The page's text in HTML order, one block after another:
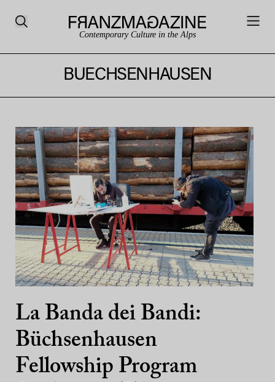
Contemporary Culture in the Alps
BUECHSENHAUSEN
La Banda dei Bandi:
Büchsenhausen
Fellowship Program